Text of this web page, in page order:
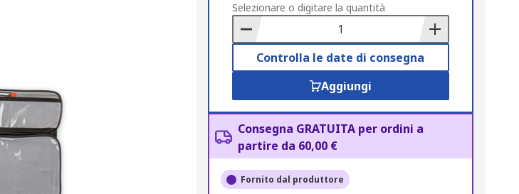
to
Basket
Selezionare o digitare la quantità
Controlla le date di consegna
Aggiungi
Consegna GRATUITA per ordini a
partire da 60,00 €
Fornito dal produttore